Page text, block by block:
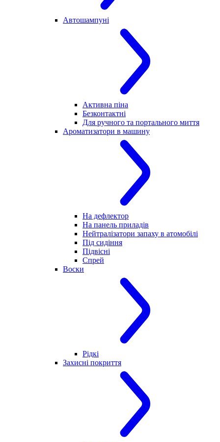
Автошампуні
Активна піна
Безконтактні
Для ручного та портального миття
Ароматизатори в машину
На дефлектор
На панель приладів
Нейтралізатори запаху в атомобілі
Під сидіння
Підвісні
Спрей
Воски
Рідкі
Захисні покриття